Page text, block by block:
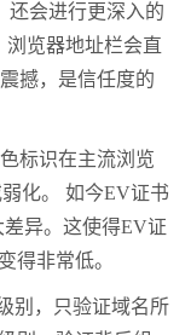
还会进行更深入的
览器地址栏会直
撼，是信任度的
标识在主流浏览
化。 如今EV证书
异。这使得EV证
得非常低。
，只验证域名所